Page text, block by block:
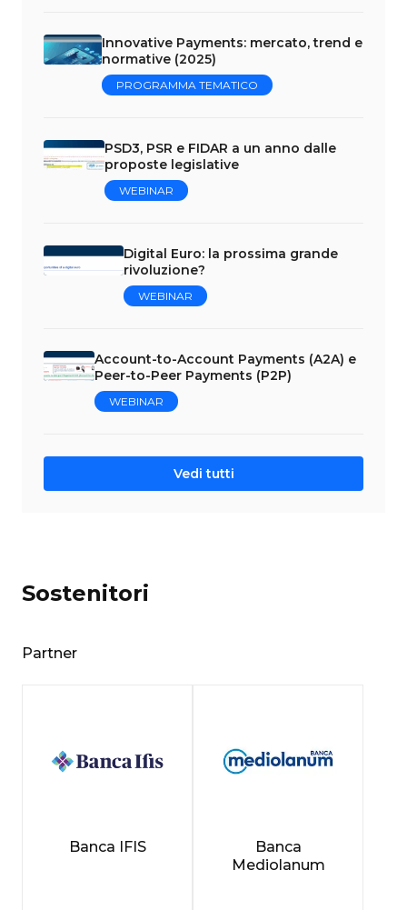
Innovative Payments: mercato, trend e
normative (2025)
PROGRAMMA TEMATICO
PSD3, PSR e FIDAR a un anno dalle
proposte legislative
WEBINAR
Digital Euro: la prossima grande
rivoluzione?
WEBINAR
Account-to-Account Payments (A2A) e
Peer-to-Peer Payments (P2P)
WEBINAR
Vedi tutti
Sostenitori
Partner
Banca IFIS
Banca
Mediolanum